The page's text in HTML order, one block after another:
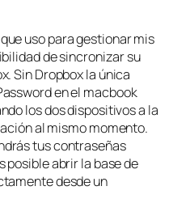
uso para gestionar mis
de sincronizar su
Sin Dropbox la única
en el macbook
los dos dispositivos a la
al mismo momento.
tus contraseñas
posible abrir la base de
desde un